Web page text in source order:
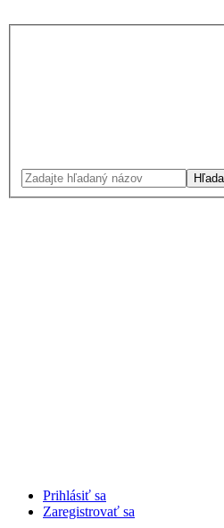
Prihlásiť sa
Zaregistrovať sa